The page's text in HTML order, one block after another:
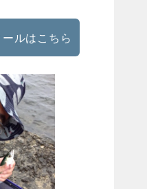
ルはこちら